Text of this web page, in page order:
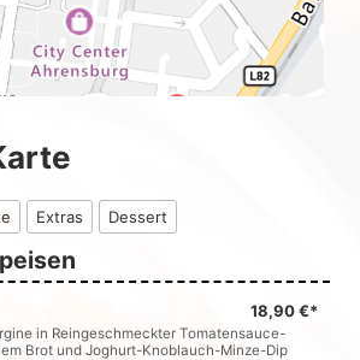
Extras Dessert
18,90 €*
in Reingeschmeckter Tomatensauce-
Brot und Joghurt-Knoblauch-Minze-Dip